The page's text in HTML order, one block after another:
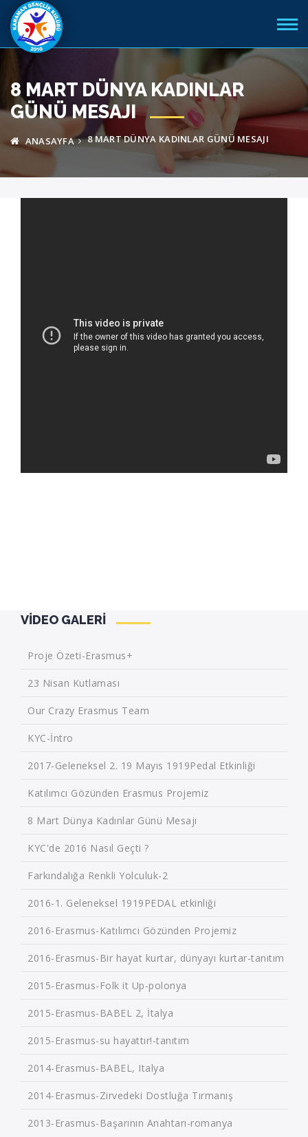
8 MART DÜNYA KADINLAR
GÜNÜ MESAJI
ANASAYFA 8 MART DÜNYA KADINLAR GÜNÜ MESAJI
VIDEO GALERI
Proje Özeti-Erasmus+
23 Nisan Kutlaması
Our Crazy Erasmus Team
KYC-İntro
2017-Geleneksel 2. 19 Mayıs 1919Pedal Etkinliği
Katılımcı Gözünden Erasmus Projemiz
8 Mart Dünya Kadınlar Günü Mesajı
KYC'de 2016 Nasıl Geçti ?
Farkındalığa Renkli Yolculuk-2
2016-1. Geleneksel 1919PEDAL etkinliği
2016-Erasmus-Katılımcı Gözünden Projemiz
2016-Erasmus-Bir hayat kurtar, dünyayı kurtar-tanıtım
2015-Erasmus-Folk it Up-polonya
2015-Erasmus-BABEL 2, İtalya
2015-Erasmus-su hayattır!-tanıtım
2014-Erasmus-BABEL, Italya
2014-Erasmus-Zirvedeki Dostluğa Tırmanış
2013-Erasmus-Başarının Anahtarı-romanya